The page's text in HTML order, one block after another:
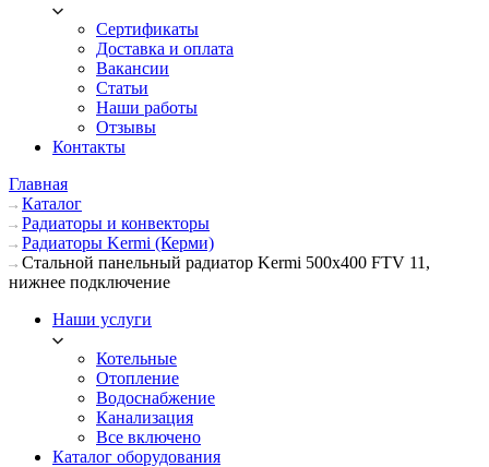
Сертификаты
Доставка и оплата
Вакансии
Статьи
Наши работы
Отзывы
Контакты
Главная
Каталог
Радиаторы и конвекторы
Радиаторы Kermi (Керми)
Стальной панельный радиатор Kermi 500х400 FTV 11,
нижнее подключение
Наши услуги
Котельные
Отопление
Водоснабжение
Канализация
Все включено
Каталог оборудования